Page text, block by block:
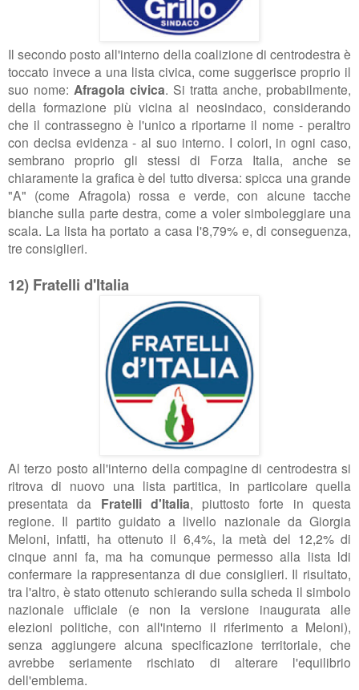
Il secondo posto all'interno della coalizione di centrodestra è
toccato invece a una lista civica, come suggerisce proprio il
suo nome: Afragola civica. Si tratta anche, probabilmente,
della formazione più vicina al neosindaco, considerando
che il contrassegno è l'unico a riportarne il nome - peraltro
con decisa evidenza - al suo interno. I colori, in ogni caso,
sembrano proprio gli stessi di Forza Italia, anche se
chiaramente la grafica è del tutto diversa: spicca una grande
"A" (come Afragola) rossa e verde, con alcune tacche
bianche sulla parte destra, come a voler simboleggiare una
scala. La lista ha portato a casa l'8,79% e, di conseguenza,
tre consiglieri.
12) Fratelli d'Italia
Al terzo posto all'interno della compagine di centrodestra si
ritrova di nuovo una lista partitica, in particolare quella
presentata da Fratelli d'Italia, piuttosto forte in questa
regione. Il partito guidato a livello nazionale da Giorgia
Meloni, infatti, ha ottenuto il 6,4%, la metà del 12,2% di
cinque anni fa, ma ha comunque permesso alla lista ldi
confermare la rappresentanza di due consiglieri. Il risultato,
tra l'altro, è stato ottenuto schierando sulla scheda il simbolo
nazionale ufficiale (e non la versione inaugurata alle
elezioni politiche, con all'interno il riferimento a Meloni),
senza aggiungere alcuna specificazione territoriale, che
avrebbe seriamente rischiato di alterare l'equilibrio
dell'emblema.